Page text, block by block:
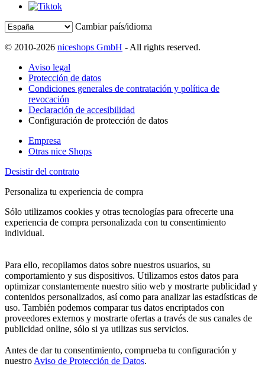
Cambiar país/idioma
© 2010-2026 niceshops GmbH - All rights reserved.
Aviso legal
Protección de datos
Condiciones generales de contratación y política de
revocación
Declaración de accesibilidad
Configuración de protección de datos
Empresa
Otras nice Shops
Desistir del contrato
Personaliza tu experiencia de compra
Sólo utilizamos cookies y otras tecnologías para ofrecerte una
experiencia de compra personalizada con tu consentimiento
individual.
Para ello, recopilamos datos sobre nuestros usuarios, su
comportamiento y sus dispositivos. Utilizamos estos datos para
optimizar constantemente nuestro sitio web y mostrarte publicidad y
contenidos personalizados, así como para analizar las estadísticas de
uso. También podemos comparar tus datos encriptados con
proveedores externos y mostrarte ofertas a través de sus canales de
publicidad online, sólo si ya utilizas sus servicios.
Antes de dar tu consentimiento, comprueba tu configuración y
nuestro Aviso de Protección de Datos.